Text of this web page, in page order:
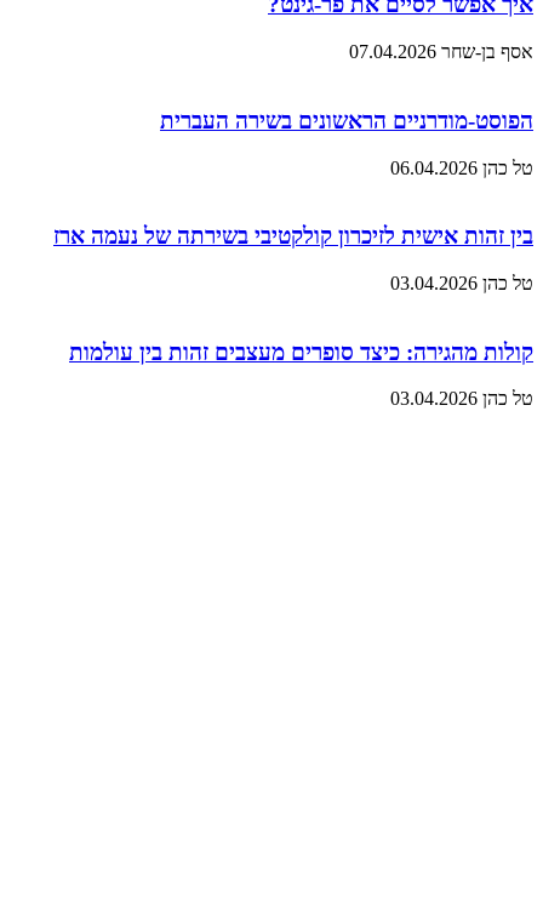
אסף בן-שחר 07.04.2026
הפוסט-מודרניים הראשונים בשירה העברית
טל כהן 06.04.2026
בין זהות אישית לזיכרון קולקטיבי בשירתה של נעמה ארז
טל כהן 03.04.2026
קולות מהגירה: כיצד סופרים מעצבים זהות בין עולמות
טל כהן 03.04.2026